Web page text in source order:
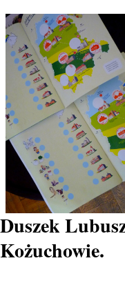
Duszek
Kożuchowie.